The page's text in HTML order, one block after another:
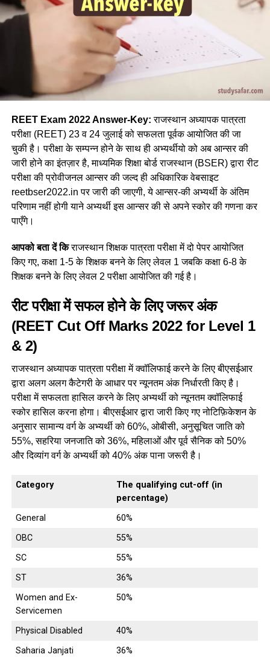
REET Exam 2022 Answer-Key:राजस्थान अध्यापक पात्रता
परीक्षा (REET) 23 व 24 जुलाई को सफलता पूर्वक आयोजित की जा
चुकी है। परीक्षा के सम्पन्न होने के साथ ही अभ्यर्थीयो को अब आन्सर की
जारी होने का इंतज़ार है, माध्यमिक शिक्षा बोर्ड राजस्थान (BSER) द्वारा रीट
परीक्षा की प्रोवीजनल आन्सर की जल्द ही अधिकारिक वेबसाइट
reetbser2022.in पर जारी की जाएगी, ये आन्सर-की अभ्यर्थी के अंतिम
परिणाम नहीं होगी याने अभ्यर्थी इस आन्सर की से अपने स्कोर की गणना कर
पाएँगे।
आपको बता दें किराजस्थान शिक्षक पात्रता परीक्षा में दो पेपर आयोजित
किए गए, कक्षा 1-5 के शिक्षक बनने के लिए लेवल 1 जबकि कक्षा 6-8 के
शिक्षक बनने के लिए लेवल 2 परीक्षा आयोजित की गई है।
रीट परीक्षा में सफल होने के लिए जरूर अंक
(REET Cut Off Marks 2022 for Level 1
& 2)
राजस्थान अध्यापक पात्रता परीक्षा में क्वॉलिफाई करने के लिए बीएसईआर
द्वारा अलग अलग कैटेगरी के आधार पर न्यूनतम अंक निर्धारती किए है।
परीक्षा में सफलता हासिल करने के लिए अभ्यर्थी को न्यूनतम क्वॉलिफाई
स्कोर हासिल करना होगा। बीएसईआर द्वारा जारी किए गए नोटिफ़िकेशन के
अनुसार सामान्य वर्ग के अभ्यर्थी को 60%, ओबीसी, अनुसूचित जाति को
55%, सहरिया जनजाति को 36%, महिलाओं और पूर्व सैनिक को 50%
और दिव्यांग वर्ग के अभ्यर्थी को 40% अंक पाना जरूरी है।
Category
The qualifying cut-off (in
percentage)
General
60%
OBC
55%
SC
55%
ST
36%
Women and Ex-
Servicemen
50%
Physical Disabled
40%
Saharia Janjati
36%